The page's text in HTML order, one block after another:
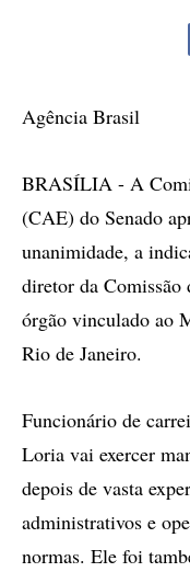
Agência Brasil
BRASÍLIA - A
(CAE) do Senado
unanimidade, a
diretor da
órgão vinculado ao
Rio de Janeiro.
Funcionário de
Loria vai exercer
depois de vasta
administrativos e
normas. Ele foi